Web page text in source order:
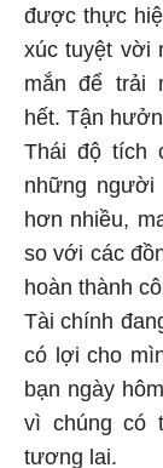
được thực
xúc tuyệt vời
mắn để trải
hết. Tận
Thái độ tích
những người
hơn nhiều,
so với các
hoàn thành
Tài chính
có lợi cho
bạn ngày
vì chúng có
tương lai.